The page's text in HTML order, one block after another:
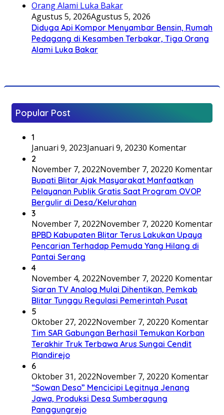
Agustus 5, 2026Agustus 5, 2026
Diduga Api Kompor Menyambar Bensin, Rumah
Pedagang di Kesamben Terbakar, Tiga Orang
Alami Luka Bakar
Popular Post
1
Januari 9, 2023Januari 9, 20230 Komentar
2
November 7, 2022November 7, 20220 Komentar
Bupati Blitar Ajak Masyarakat Manfaatkan
Pelayanan Publik Gratis Saat Program OVOP
Bergulir di Desa/Kelurahan
3
November 7, 2022November 7, 20220 Komentar
BPBD Kabupaten Blitar Terus Lakukan Upaya
Pencarian Terhadap Pemuda Yang Hilang di
Pantai Serang
4
November 4, 2022November 7, 20220 Komentar
Siaran TV Analog Mulai Dihentikan, Pemkab
Blitar Tunggu Regulasi Pemerintah Pusat
5
Oktober 27, 2022November 7, 20220 Komentar
Tim SAR Gabungan Berhasil Temukan Korban
Terakhir Truk Terbawa Arus Sungai Cendit
Plandirejo
6
Oktober 31, 2022November 7, 20220 Komentar
“Sowan Deso” Mencicipi Legitnya Jenang
Jawa, Produksi Desa Sumberagung
Panggungrejo